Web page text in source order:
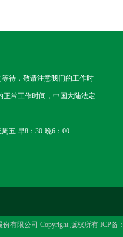
待，敬请注意我们的工作时
正常工作时间，中国大陆法定
五 早8：30-晚6：00
有限公司 Copyright 版权所有 ICP备：